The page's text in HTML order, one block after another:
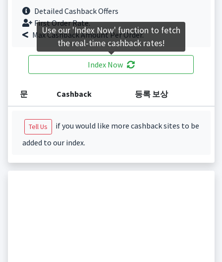
Detailed Cashback Offers
First Order Rate.
Max Cashback Amount Per Order.
Index Now
문 Cashback 등록 보상
Tell Us
if you would like more cashback sites to be
added to our index.
Use our 'Index Now' function to fetch
the real-time cashback rates!